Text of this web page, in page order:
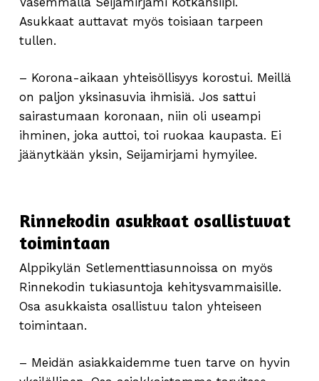
Asukkaat auttavat myös toisiaan tarpeen
tullen.
– Korona-aikaan yhteisöllisyys korostui. Meillä
on paljon yksinasuvia ihmisiä. Jos sattui
sairastumaan koronaan, niin oli useampi
ihminen, joka auttoi, toi ruokaa kaupasta. Ei
jäänytkään yksin, Seijamirjami hymyilee.
Rinnekodin asukkaat osallistuvat
toimintaan
Alppikylän Setlementtiasunnoissa on myös
Rinnekodin tukiasuntoja kehitysvammaisille.
Osa asukkaista osallistuu talon yhteiseen
toimintaan.
– Meidän asiakkaidemme tuen tarve on hyvin